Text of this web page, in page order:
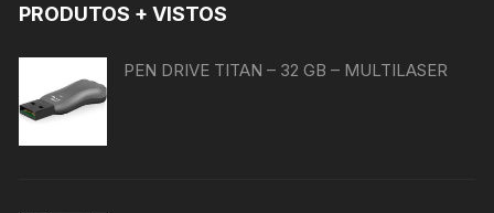
PRODUTOS + VISTOS
PEN DRIVE TITAN – 32 GB – MULTILASER